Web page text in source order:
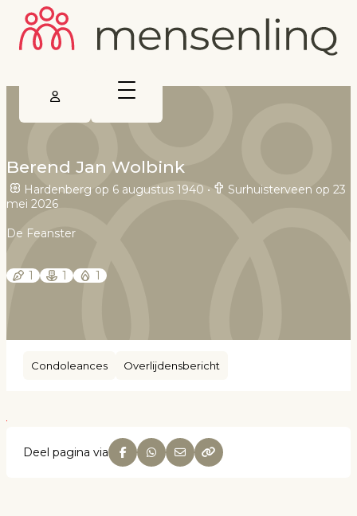
Berend Jan Wolbink
Hardenberg op 6 augustus 1940 •
Surhuisterveen op 23
mei 2026
De Feanster
1 1 1
Condoleances Overlijdensbericht
Deel pagina via